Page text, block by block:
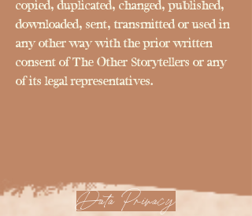
copied, duplicated, changed, published,
downloaded, sent, transmitted or used in
any other way with the prior written
consent of The Other Storytellers or any
of its legal representatives.
Data Privacy